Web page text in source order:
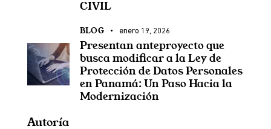
CIVIL
BLOG enero 19, 2026
Presentan anteproyecto que
busca modificar a la Ley de
Protección de Datos Personales
en Panamá: Un Paso Hacia la
Modernización
Autoría